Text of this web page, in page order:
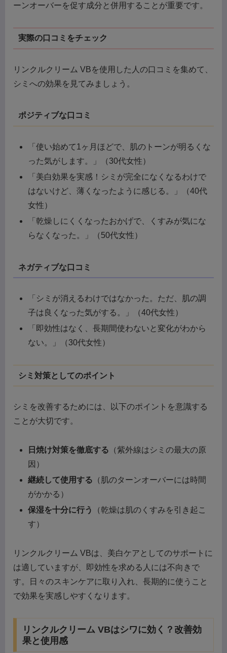
ーンオーバーを促す成分と併用することが重要です。
実際の口コミをチェック
リンクルクリーム VBを使用した人の口コミを集めて、
シミへの効果を見てみましょう。
ポジティブな口コミ
「使い始めて1ヶ月ほどで、肌のトーンが明るくな
った気がします。」（30代女性）
「美白効果を実感！シミが完全になくなるわけで
はないけど、薄くなったように感じる。」（40代
女性）
「乾燥しにくくなったおかげで、くすみが気にな
らなくなった。」（50代女性）
ネガティブな口コミ
「シミが消えるわけではなかった。ただ、肌の調
子は良くなった気がする。」（40代女性）
「即効性はなく、長期間使わないと変化がわから
ない。」（30代女性）
シミ対策としてのポイント
シミを改善するためには、以下のポイントを意識する
ことが大切です。
日焼け対策を徹底する （紫外線はシミの最大の原
因）
継続して使用する （肌のターンオーバーには時間
がかかる）
保湿を十分に行う
（乾燥は肌のくすみを引き起こ
す）
リンクルクリーム VBは、美白ケアとしてのサポートに
は適していますが、即効性を求める人には不向きで
す。日々のスキンケアに取り入れ、長期的に使うこと
で効果を実感しやすくなります。
リンクルクリーム VBはシワに効く？改善効
果と使用感